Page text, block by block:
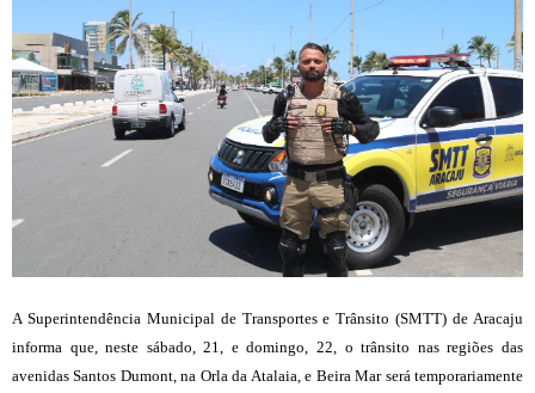
A Superintendência Municipal de Transportes e Trânsito (SMTT) de Aracaju
informa que, neste sábado, 21, e domingo, 22, o trânsito nas regiões das
avenidas Santos Dumont, na Orla da Atalaia, e Beira Mar será temporariamente